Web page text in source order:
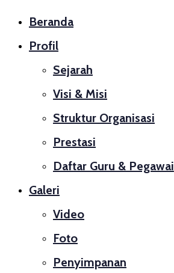
Beranda
Profil
Sejarah
Visi & Misi
Struktur Organisasi
Prestasi
Daftar Guru & Pegawai
Galeri
Video
Foto
Penyimpanan